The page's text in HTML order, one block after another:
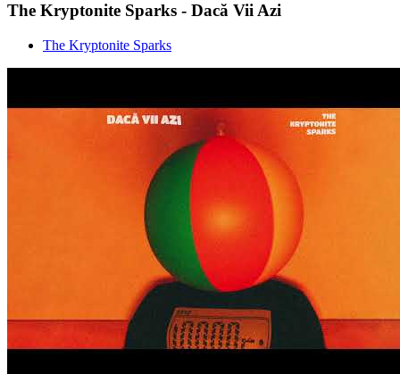
The Kryptonite Sparks - Dacă Vii Azi
The Kryptonite Sparks